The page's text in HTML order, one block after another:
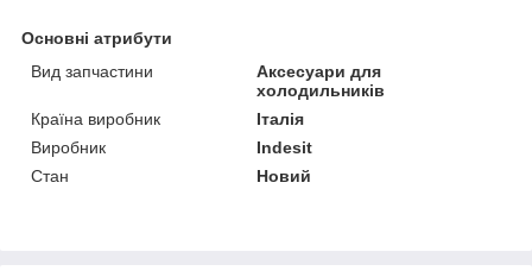
Основні атрибути
Вид запчастини
Аксесуари для
холодильників
Країна виробник
Італія
Виробник
Indesit
Стан
Новий